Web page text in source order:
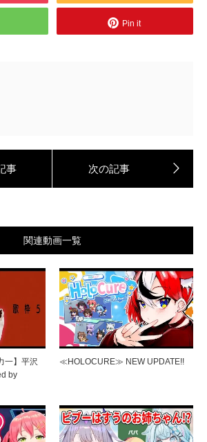
Pin it
関連動画一覧
一】平沢
by
≪HOLOCURE≫ NEW UPDATE!!